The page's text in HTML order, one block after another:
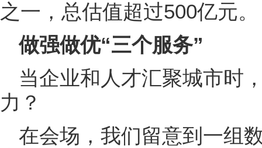
之一，总估值超过500亿元。
做强做优“三个服务”
当企业和人才汇聚城市时
力？
在会场，我们留意到一组